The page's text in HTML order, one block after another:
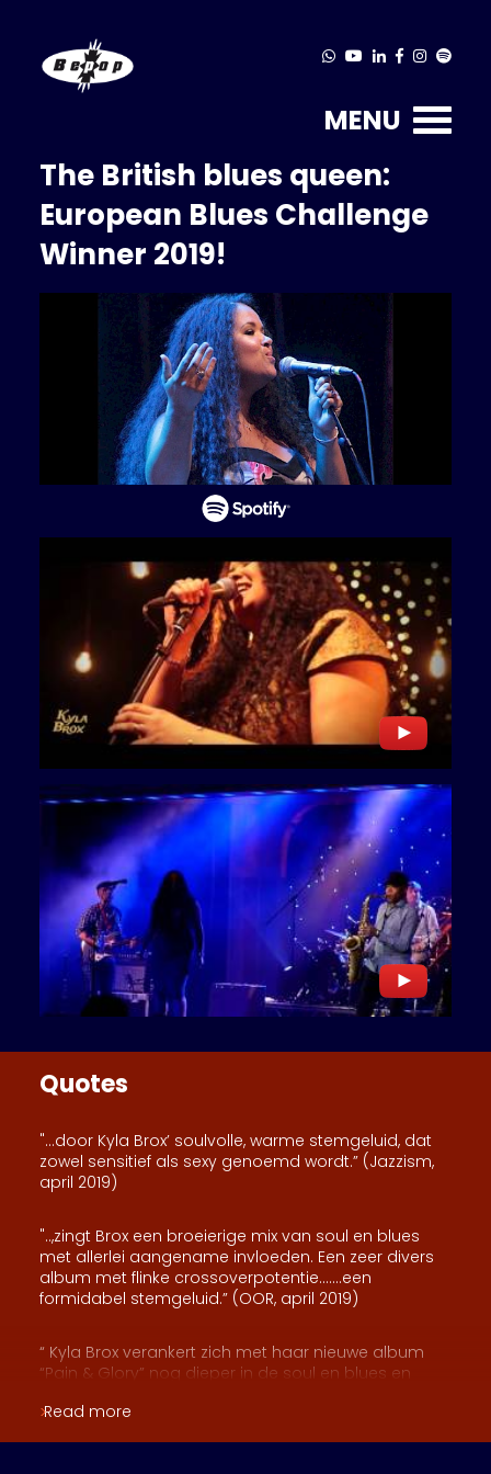
MENU
The British blues queen:
European Blues Challenge
Winner 2019!
Quotes
"...door Kyla Brox’ soulvolle, warme stemgeluid, dat
zowel sensitief als sexy genoemd wordt.” (Jazzism,
april 2019)
"..,zingt Brox een broeierige mix van soul en blues
met allerlei aangename invloeden. Een zeer divers
album met flinke crossoverpotentie…….een
formidabel stemgeluid.” (OOR, april 2019)
“ Kyla Brox verankert zich met haar nieuwe album
“Pain & Glory” nog dieper in de soul en blues en
(Rootstime, maart 2019)
Read more